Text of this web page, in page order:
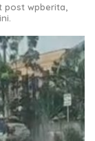
post wpberita,